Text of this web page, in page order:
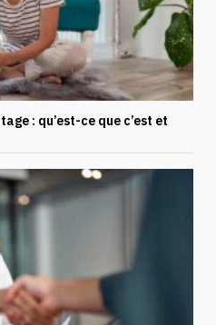
: qu’est-ce que c’est et